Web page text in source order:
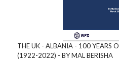
THE UK - ALBANIA - 100 YEARS
(1922-2022) - BY MAL BERISHA